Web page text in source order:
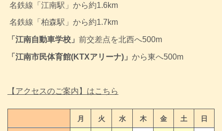
名鉄線「江南駅」から約1.6km
名鉄線 「柏森駅」から約1.7km
「江南自動車学校」 前交差点を北西へ500m
「江南市民体育館(KTXアリーナ)」 から東へ500m
【アクセスのご案内】はこちら
月 火 水 木 金 土 日